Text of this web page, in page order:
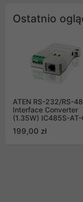
Ostatnio
ATEN RS-232/RS-
Interface Converter
(1.35W) IC485S-AT-
199,00 zł